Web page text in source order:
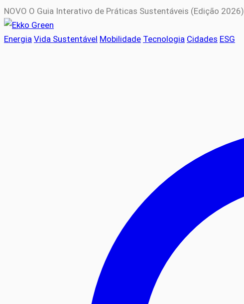
NOVO O Guia Interativo de Práticas Sustentáveis (Edição 2026)
Energia Vida Sustentável Mobilidade Tecnologia Cidades ESG